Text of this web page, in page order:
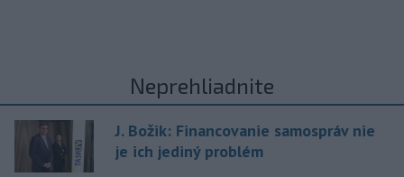
Neprehliadnite
J. Božik: Financovanie samospráv nie
je ich jediný problém